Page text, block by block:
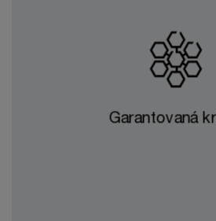
Garantovaná
vopred definované
ktoré sa formuje podľa